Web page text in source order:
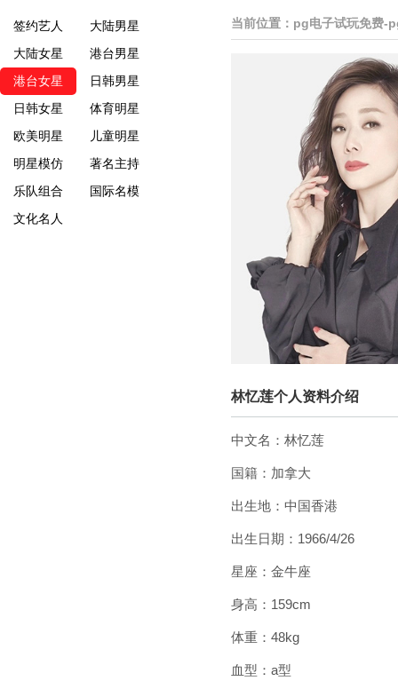
签约艺人
大陆男星
大陆女星
港台男星
港台女星
日韩男星
日韩女星
体育明星
欧美明星
儿童明星
明星模仿
著名主持
乐队组合
国际名模
文化名人
当前位置： pg电子试玩免费-
林忆莲个人资料介绍
中文名：林忆莲
国籍：加拿大
出生地：中国香港
出生日期：1966/4/26
星座：金牛座
身高：159cm
体重：48kg
血型：a型